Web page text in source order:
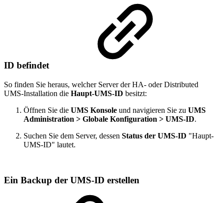
ID befindet
So finden Sie heraus, welcher Server der HA- oder Distributed
UMS-Installation die Haupt-UMS-ID besitzt:
Öffnen Sie die UMS Konsole und navigieren Sie zu UMS
Administration > Globale Konfiguration > UMS-ID.
Suchen Sie dem Server, dessen Status der UMS-ID "Haupt-
UMS-ID" lautet.
Ein Backup der UMS-ID erstellen